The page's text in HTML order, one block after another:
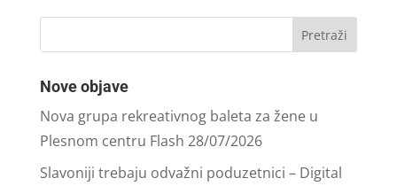
Nove objave
Nova grupa rekreativnog baleta za žene u
Plesnom centru Flash 28/07/2026
Slavoniji trebaju odvažni poduzetnici – Digital